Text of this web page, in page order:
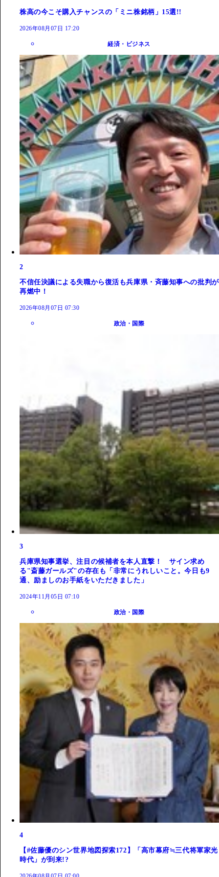
株高の今こそ購入チャンスの「ミニ株銘柄」15選!!
2026年08月07日 17:20
経済・ビジネス
2
不信任決議による失職から復活も兵庫県・斉藤知事への批判が
再燃中！
2026年08月07日 07:30
政治・国際
3
兵庫県知事選挙、注目の候補者を本人直撃！ サイン求め
る"斎藤ガールズ"の存在も「非常にうれしいこと。今日も9
通、励ましのお手紙をいただきました」
2024年11月05日 07:10
政治・国際
4
【#佐藤優のシン世界地図探索172】「高市幕府≒三代将軍家光
時代」が到来!?